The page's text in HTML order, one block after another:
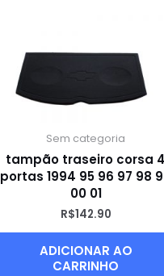
Sem categoria
tampão traseiro corsa
portas 1994 95 96 97 98
00 01
R$142.90
ADICIONAR AO
CARRINHO